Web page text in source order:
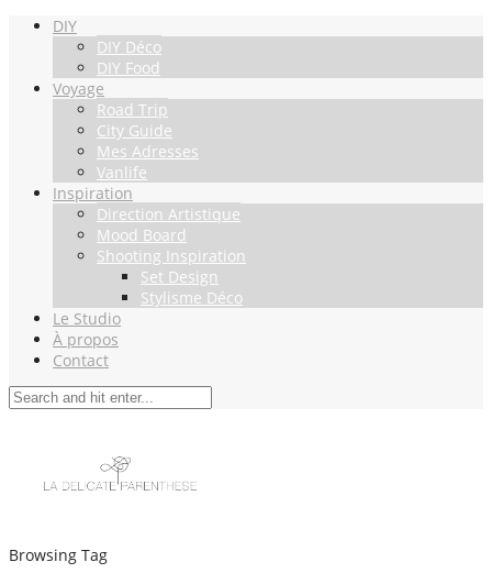
DIY
DIY Déco
DIY Food
Voyage
Road Trip
City Guide
Mes Adresses
Vanlife
Inspiration
Direction Artistique
Mood Board
Shooting Inspiration
Set Design
Stylisme Déco
Le Studio
À propos
Contact
Browsing Tag